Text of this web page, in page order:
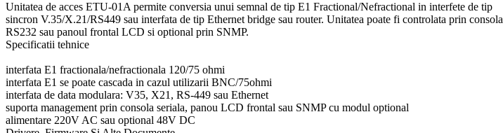
Unitatea de acces ETU-01A permite conversia unui semnal de tip E1 Fractional/Nefractional in interfete de tip
sincron V.35/X.21/RS449 sau interfata de tip Ethernet bridge sau router. Unitatea poate fi controlata prin consola
RS232 sau panoul frontal LCD si optional prin SNMP.
Specificatii tehnice
interfata E1 fractionala/nefractionala 120/75 ohmi
interfata E1 se poate cascada in cazul utilizarii BNC/75ohmi
interfata de data modulara: V35, X21, RS-449 sau Ethernet
suporta management prin consola seriala, panou LCD frontal sau SNMP cu modul optional
alimentare 220V AC sau optional 48V DC